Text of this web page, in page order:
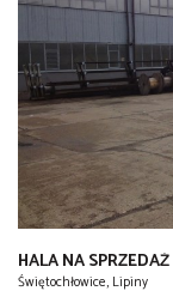
HALA NA SPRZEDAŻ
Świętochłowice, Lipiny